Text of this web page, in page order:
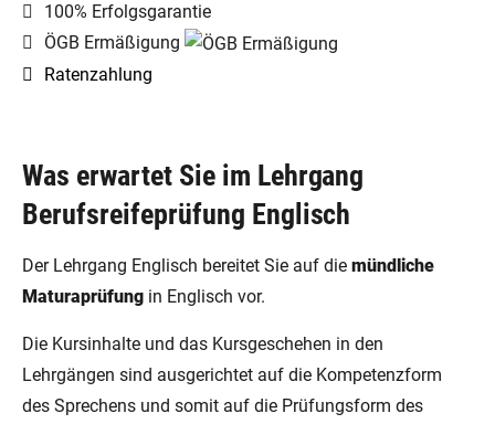
Was erwartet Sie im Lehrgang
Berufsreifeprüfung Englisch
Der Lehrgang Englisch bereitet Sie auf die mündliche
Maturaprüfung in Englisch vor.
Die Kursinhalte und das Kursgeschehen in den
Lehrgängen sind ausgerichtet auf die Kompetenzform
des Sprechens und somit auf die Prüfungsform des
100% Erfolgsgarantie
ÖGB Ermäßigung
Ratenzahlung